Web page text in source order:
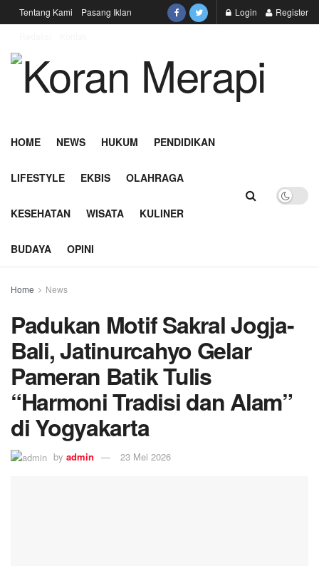
Tentang Kami
Pasang Iklan
Login Register
HOME NEWS HUKUM PENDIDIKAN
LIFESTYLE EKBIS OLAHRAGA
KESEHATAN WISATA KULINER
BUDAYA OPINI
Home News
Padukan Motif Sakral Jogja-
Bali, Jatinurcahyo Gelar
Pameran Batik Tulis
“Harmoni Tradisi dan Alam”
di Yogyakarta
by admin 23 Mei 2026